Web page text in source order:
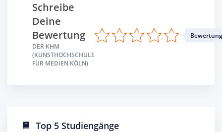
Schreibe
Deine
Bewertung
DER KHM
(KUNSTHOCHSCHULE
FÜR MEDIEN KÖLN)
Bewertung
Top 5 Studiengänge